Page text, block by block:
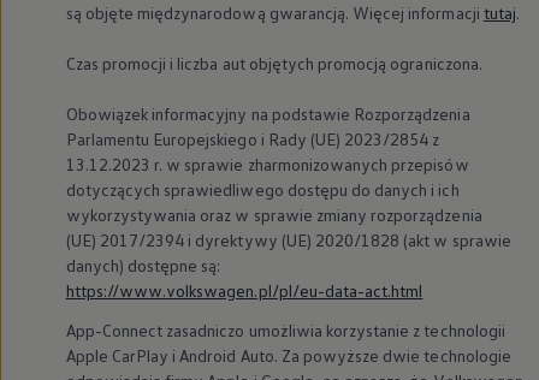
są objęte międzynarodową gwarancją. Więcej informacji tutaj.
Czas promocji i liczba aut objętych promocją ograniczona.
Obowiązek informacyjny na podstawie Rozporządzenia
Parlamentu Europejskiego i Rady (UE) 2023/2854 z
13.12.2023 r. w sprawie zharmonizowanych przepisów
dotyczących sprawiedliwego dostępu do danych i ich
wykorzystywania oraz w sprawie zmiany rozporządzenia
(UE) 2017/2394 i dyrektywy (UE) 2020/1828 (akt w sprawie
danych) dostępne są:
https://www.volkswagen.pl/pl/eu-data-act.html
App-Connect zasadniczo umożliwia korzystanie z technologii
Apple CarPlay i Android Auto. Za powyższe dwie technologie